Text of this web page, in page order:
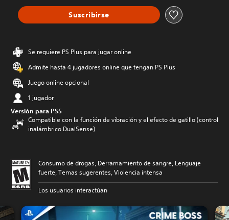
Suscribirse
Se requiere PS Plus para jugar online
Admite hasta 4 jugadores online que tengan PS Plus
Juego online opcional
1 jugador
Versión para PS5
Compatible con la función de vibración y el efecto de gatillo (control
inalámbrico DualSense)
Consumo de drogas, Derramamiento de sangre, Lenguaje
fuerte, Temas sugerentes, Violencia intensa
Los usuarios interactúan